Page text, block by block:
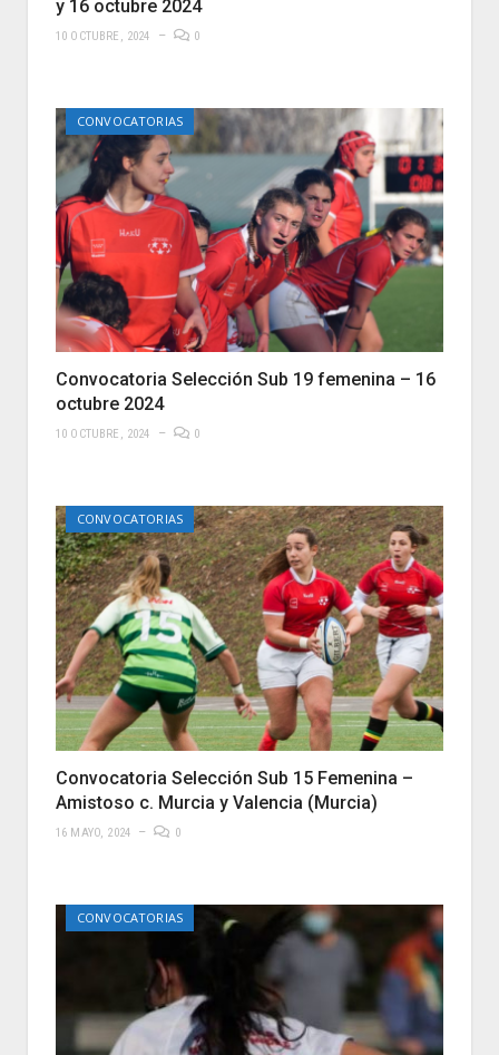
y 16 octubre 2024
10 OCTUBRE, 2024 0
CONVOCATORIAS
Convocatoria Selección Sub 19 femenina – 16
octubre 2024
10 OCTUBRE, 2024 0
CONVOCATORIAS
Convocatoria Selección Sub 15 Femenina –
Amistoso c. Murcia y Valencia (Murcia)
16 MAYO, 2024 0
CONVOCATORIAS